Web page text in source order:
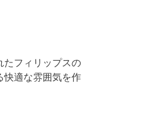
たフィリップスの
快適な雰囲気を作